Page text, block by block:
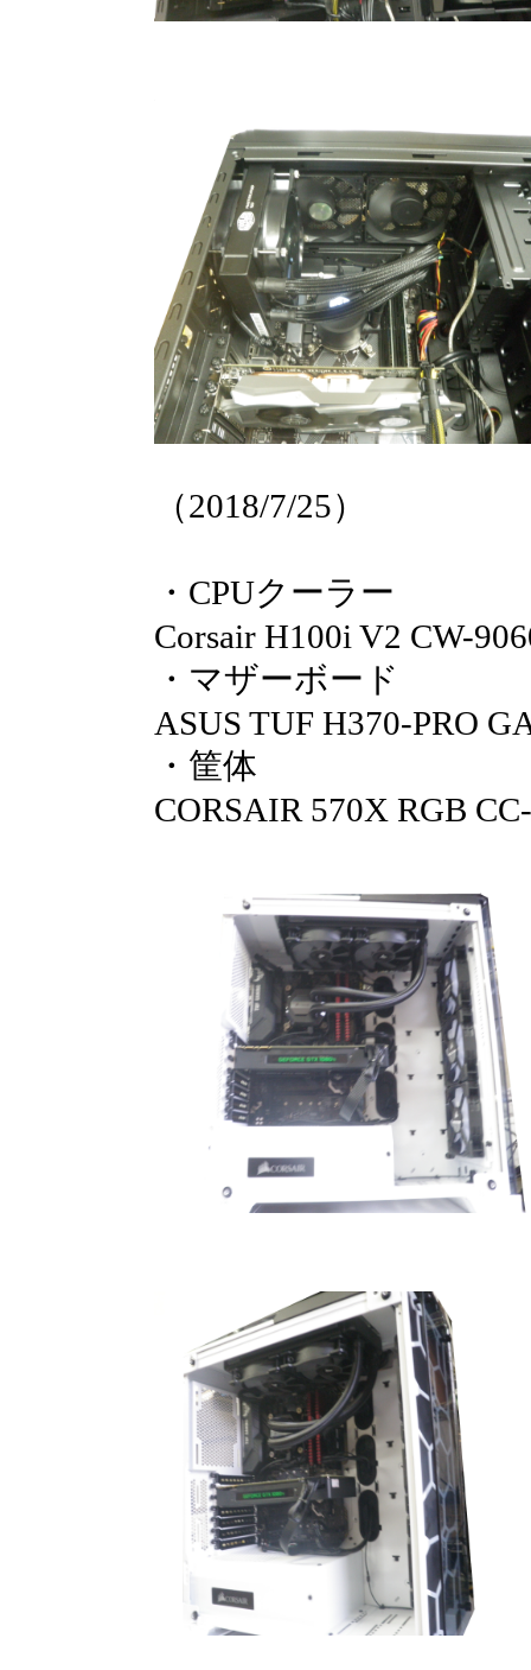
（2018/7/25）
・ CPUクーラー
Corsair H100i V2 CW-
・マザーボード
ASUS TUF H370-PRO
・筐体
CORSAIR 570X RGB